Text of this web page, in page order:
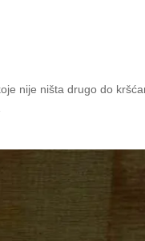
nije ništa drugo do